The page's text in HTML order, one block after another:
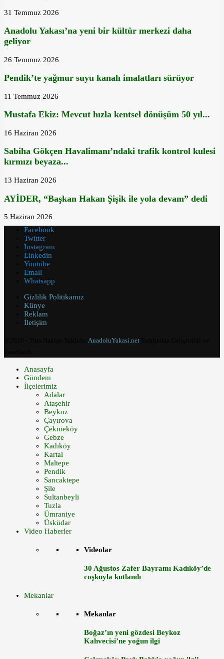
31 Temmuz 2026
Anadolu Yakası’na yeni bir kültür merkezi daha
geliyor
26 Temmuz 2026
Pendik’te yağmur suyu kanalı imalatları sürüyor
11 Temmuz 2026
Mustafa Ekiz: Mevcut hızla kentsel dönüşüm 50 yıl...
16 Haziran 2026
Sabiha Gökçen Havalimanı’ndaki trafik kontrol kulesi
kırmızı beyaza...
13 Haziran 2026
AYİDER, “Başkan Hakan Şişik ile yola devam” dedi
5 Haziran 2026
Facebook
Twitter
Instagram
Linkedin
Youtube
Email
Whatsapp
Gizlilik Politikamız
Künye
Reklam
İletişim
AnadoluYakasi.net
Anasayfa
Gündem
İlçelerimiz
Adalar
Ataşehir
Beykoz
Çayırova
Çekmeköy
Gebze
Kadıköy
Kartal
Maltepe
Pendik
Sancaktepe
Şile
Sultanbeyli
Tuzla
Ümraniye
Üsküdar
Video Haberler
Videolar
30 Ağustos Zafer Bayramı Kadıköy’de
coşkuyla kutlandı
Mekanlar
Mekanlar
Boğaz’ın yeni gözdesi Beykoz
Kahvecisi’ne yoğun ilgi